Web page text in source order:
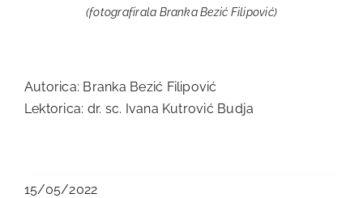
(fotografirala Branka Bezić Filipović)
Autorica: Branka Bezić Filipović
Lektorica: dr. sc. Ivana Kutrović Budja
15/05/2022